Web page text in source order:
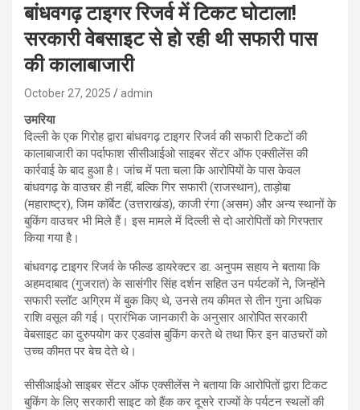
बांधवगढ़ टाइगर रिजर्व में टिकट घोटाला!
सरकारी वेबसाइट से हो रही थी सफारी पास
की कालाबाजारी
October 27, 2025 admin
उमरिया
दिल्ली के एक गिरोह द्वारा बांधवगढ़ टाइगर रिजर्व की सफारी टिकटों की
कालाबाजारी का पर्दाफाश सीसीआईओ साइबर सेंटर ऑफ एक्सीलेंस की
कार्रवाई के बाद हुआ है। जांच में पता चला कि आरोपियों के पास केवल
बांधवगढ़ के वाउचर ही नहीं, बल्कि गिर सफारी (राजस्थान), ताड़ोबा
(महाराष्ट्र), जिम कॉर्बेट (उत्तराखंड), काजी रंगा (असम) और अन्य स्थानों के
बुकिंग वाउचर भी मिले हैं। इस मामले में दिल्ली से दो आरोपितों को गिरफ्तार
किया गया है।
बांधवगढ़ टाइगर रिजर्व के फील्ड डायरेक्टर डा. अनुपम सहाय ने बताया कि
अहमदाबाद (गुजरात) के सासंगीर सिंह दर्शन सहित उन पर्यटकों ने, जिन्होंने
सफारी स्लॉट अग्रिम में बुक किए थे, उनसे तय कीमत से तीन गुना अधिक
राशि वसूल की गई। प्रारंभिक जानकारी के अनुसार आरोपित सरकारी
वेबसाइट का दुरुपयोग कर एडवांस बुकिंग करते थे तथा फिर इन वाउचरों को
उच्च कीमत पर बेच देते थे।
सीसीआईओ साइबर सेंटर ऑफ एक्सीलेंस ने बताया कि आरोपितों द्वारा टिकट
बुकिंग के लिए सरकारी साइट को हैंक कर दूसरे राज्यों के पर्यटन स्थलों की